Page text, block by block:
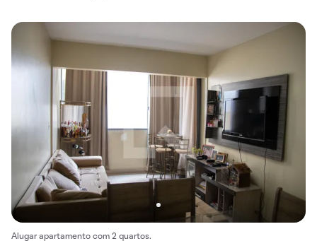
Alugar apartamento com 2 quartos.